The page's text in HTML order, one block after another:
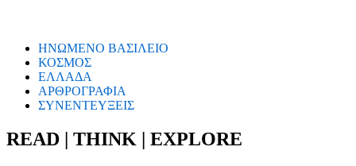
ΗΝΩΜΕΝΟ ΒΑΣΙΛΕΙΟ
ΚΟΣΜΟΣ
ΕΛΛΑΔΑ
ΑΡΘΡΟΓΡΑΦΙΑ
ΣΥΝΕΝΤΕΥΞΕΙΣ
READ | THINK | EXPLORE